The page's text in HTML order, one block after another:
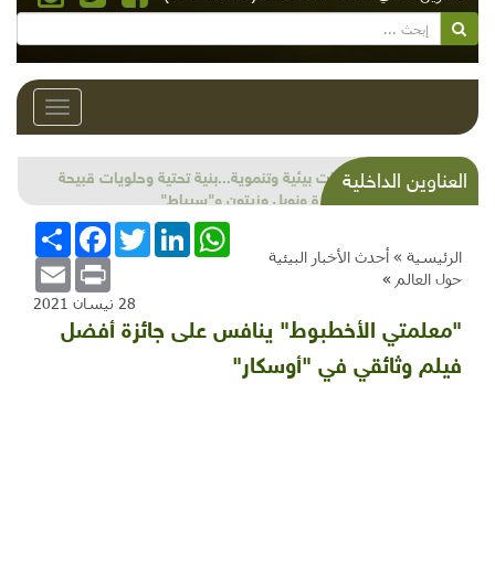
Toggle
العناوين الداخليةشذرات بيئية وتنموية...بنية تحتية وحلويات قبيحة
وحاكورة ونوبل وزيتون و"سيباط"
الرئيسية » أحدث الأخبار البيئية
حول العالم »
انشر
FacebookTwitterLinkedInWhatsApp
Email Print
28 نيسان 2021
"معلمتي الأخطبوط" ينافس على جائزة أفضل
فيلم وثائقي في "أوسكار"